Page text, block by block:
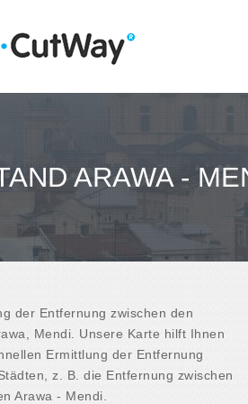
ARAWA -
der Entfernung zwischen den
Mendi. Unsere Karte hilft Ihnen
Ermittlung der Entfernung
z. B. die Entfernung zwischen
Arawa - Mendi.